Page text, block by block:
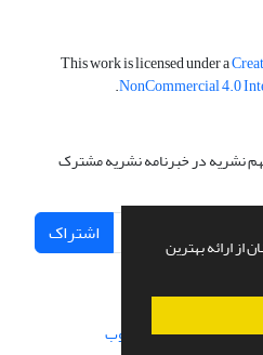
از ارائه بهترین
This work is licensed under a
NonCommercial 4.0
.
نشریه در خبرنامه نشریه مشترک
اشتراک
و پیاده سازی از سیناوب